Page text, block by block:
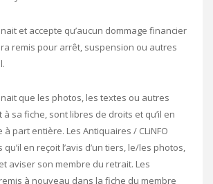
et accepte qu’aucun dommage financier
remis pour arrêt, suspension ou autres
que les photos, les textes ou autres
sa fiche, sont libres de droits et qu’il en
part entière. Les Antiquaires / CLiNFO
en reçoit l’avis d’un tiers, le/les photos,
aviser son membre du retrait. Les
à nouveau dans la fiche du membre